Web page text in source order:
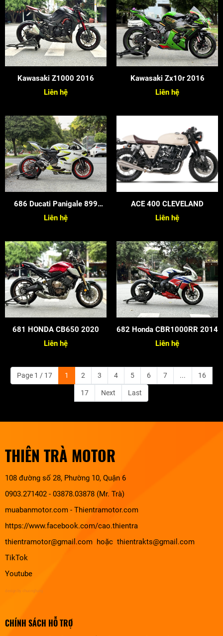
Kawasaki Z1000 2016
Liên hệ
Kawasaki Zx10r 2016
Liên hệ
686 Ducati Panigale 899
2015
Liên hệ
ACE 400 CLEVELAND
Liên hệ
681 HONDA CB650 2020
Liên hệ
682 Honda CBR1000RR 2014
Liên hệ
Page 1 / 17 1 2 3 4 5 6 7 ... 16
17 Next Last
THIÊN TRÀ MOTOR
108 đường số 28, Phường 10, Quận 6
0903.271402 - 03878.03878 (Mr. Trà)
muabanmotor.com - Thientramotor.com
https://www.facebook.com/cao.thientra
thientramotor@gmail.com hoặc thientrakts@gmail.com
TikTok
Youtube
design by chuonghung
CHÍNH SÁCH HỖ TRỢ